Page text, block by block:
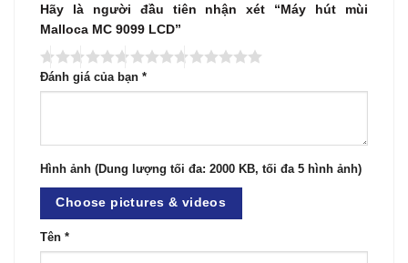
Hãy là người đầu tiên nhận xét “Máy hút mùi
Malloca MC 9099 LCD”
Đánh giá của bạn *
Hình ảnh (Dung lượng tối đa: 2000 KB, tối đa 5 hình ảnh)
Choose pictures & videos
Tên *